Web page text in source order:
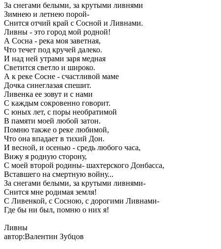
За снегами белыми, за крутыми ливнями
Зимнею и летнею порой-
Снится отчий край с Сосной и Ливнами.
Ливны - это город мой родной!
А Сосна - река моя заветная,
Что течет под кручей далеко.
И над ней утрами заря медная
Светится светло и широко.
А к реке Сосне - счастливой маме
Дочка синеглазая спешит.
Ливенка ее зовут и с нами
С каждым сокровенно говорит.
С юных лет, с поры необратимой
В памяти моей любой затон.
Помню также о реке любимой,
Что она впадает в тихий Дон.
И весной, и осенью - средь любого часа,
Вижу я родную сторону,
С моей второй родины- шахтерского Донбасса,
Вставшего на смертную войну...
За снегами белыми, за крутыми ливнями-
Снится мне родимая земля!
С Ливенкой, с Сосною, с дорогими Ливнами-
Где бы ни был, помню о них я!
Ливны
автор:Валентин Зубцов